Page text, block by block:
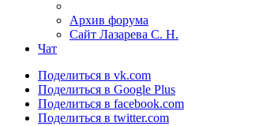
Архив форума
Сайт Лазарева С. Н.
Чат
Поделиться в vk.com
Поделиться в Google Plus
Поделиться в facebook.com
Поделиться в twitter.com